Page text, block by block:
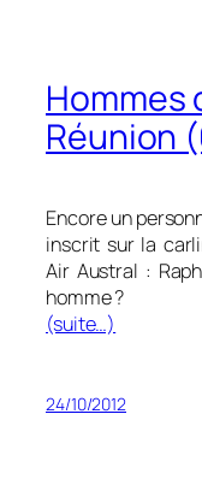
Hommes
Réunion
Encore un
inscrit sur la
Air Austral :
homme ?
(suite…)
24/10/2012